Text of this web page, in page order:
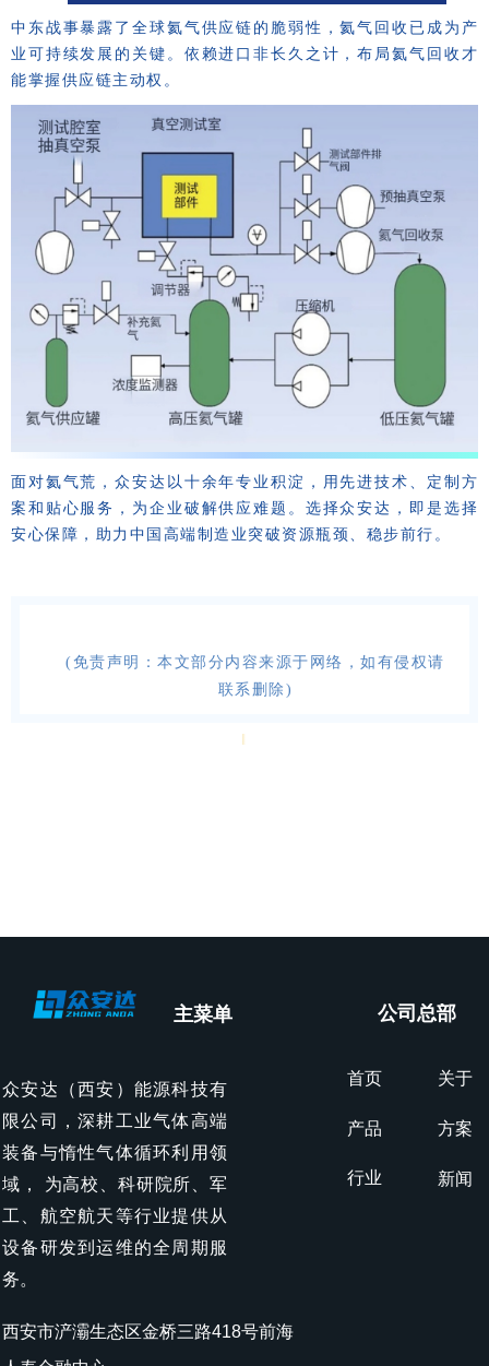
中东战事暴露了全球氦气供应链的脆弱性，氦气回收已成为产
业可持续发展的关键。依赖进口非长久之计，布局氦气回收才
能掌握供应链主动权。
面对氦气荒，众安达以十余年专业积淀，用先进技术、定制方
案和贴心服务，为企业破解供应难题。选择众安达，即是选择
安心保障，助力中国高端制造业突破资源瓶颈、稳步前行。
(免责声明：本文部分内容来源于网络，如有侵权请
联系删除)
众安达（西安）能源科技有
限公司，深耕工业气体高端
装备与惰性气体循环利用领
域， 为高校、科研院所、军
工、航空航天等行业提供从
设备研发到运维的全周期服
务。
首页
产品
行业
主菜单
关于
方案
新闻
公司总部
西安市浐灞生态区金桥三路418号前海